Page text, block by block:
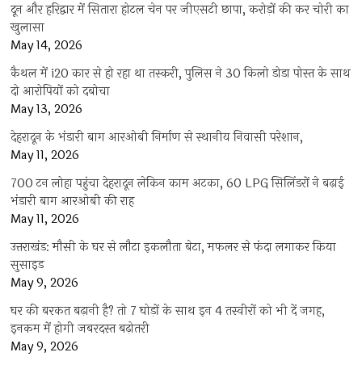
दून और हरिद्वार में सितारा होटल चेन पर जीएसटी छापा, करोड़ों की कर चोरी का
खुलासा
May 14, 2026
कैथल में i20 कार से हो रहा था तस्करी, पुलिस ने 30 किलो डोडा पोस्त के साथ
दो आरोपियों को दबोचा
May 13, 2026
देहरादून के भंडारी बाग आरओबी निर्माण से स्थानीय निवासी परेशान,
May 11, 2026
700 टन लोहा पहुंचा देहरादून लेकिन काम अटका, 60 LPG सिलिंडरों ने बढ़ाई
भंडारी बाग आरओबी की राह
May 11, 2026
उत्तराखंड: मौसी के घर से लौटा इकलौता बेटा, मफलर से फंदा लगाकर किया
सुसाइड
May 9, 2026
घर की बरकत बढ़ानी है? तो 7 घोड़ों के साथ इन 4 तस्वीरों को भी दें जगह,
इनकम में होगी जबरदस्त बढ़ोतरी
May 9, 2026